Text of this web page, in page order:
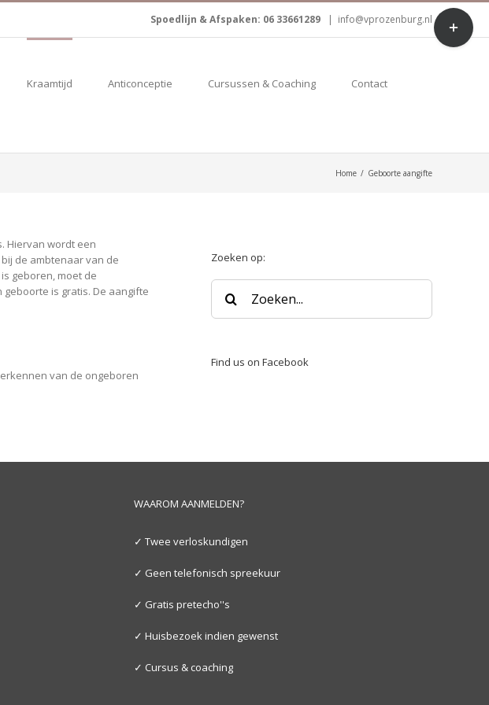
Spoedlijn & Afspaken: 06 33661289 | info@vprozenburg.nl
Kraamtijd Anticonceptie Cursussen & Coaching Contact
Home / Geboorte aangifte
Hiervan wordt een
de ambtenaar van de
geboren, moet de
is gratis. De aangifte
van de ongeboren
Zoeken op:
Zoeken
naar:
Find us on Facebook
WAAROM AANMELDEN?
✓ Twee verloskundigen
✓ Geen telefonisch spreekuur
✓ Gratis pretecho''s
✓ Huisbezoek indien gewenst
✓ Cursus & coaching
Toggle
Sliding
Bar